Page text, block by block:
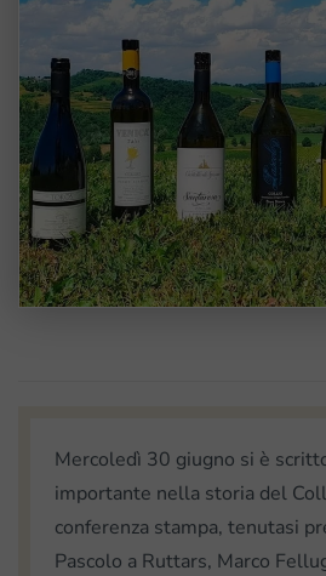
Mercoledì 30 giugno si è
importante nella storia del
conferenza stampa, tenutasi
Pascolo a Ruttars, Marco